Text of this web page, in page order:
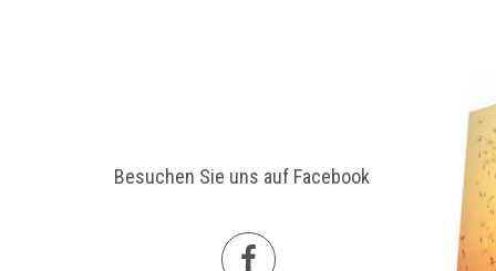
Besuchen Sie uns auf Facebook